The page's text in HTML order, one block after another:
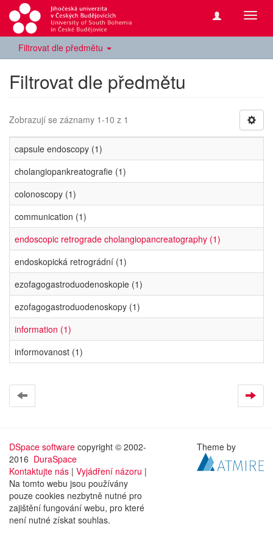
Filtrovat dle předmětu
Filtrovat dle předmětu
Zobrazují se záznamy 1-10 z 1
capsule endoscopy (1)
cholangiopankreatografie (1)
colonoscopy (1)
communication (1)
endoscopic retrograde cholangiopancreatography (1)
endoskopická retrográdní (1)
ezofagogastroduodenoskopie (1)
ezofagogastroduodenoskopy (1)
information (1)
informovanost (1)
DSpace software copyright © 2002-
2016 DuraSpace
Kontaktujte nás | Vyjádření názoru |
Na tomto webu jsou používány
pouze cookies nezbytně nutné pro
zajištění fungování webu, pro které
není nutné získat souhlas.
Theme by